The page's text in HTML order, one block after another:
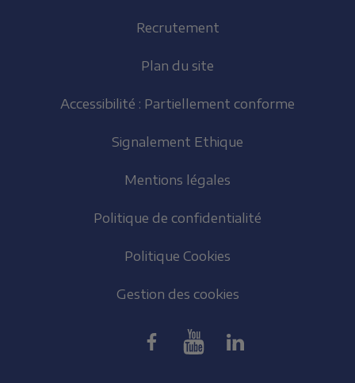
Recrutement
Plan du site
Accessibilité : Partiellement conforme
Signalement Ethique
Mentions légales
Politique de confidentialité
Politique Cookies
Gestion des cookies